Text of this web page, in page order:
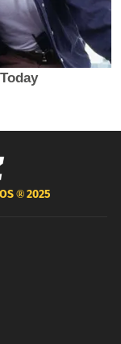
®2025